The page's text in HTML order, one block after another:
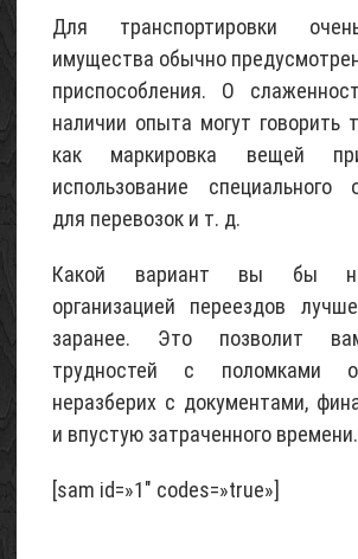
Для транспортировки
имущества обычно
приспособления. О
наличии опыта могут говорить
как маркировка вещей
использование специального
для перевозок и т. д.
Какой вариант вы бы
организацией переездов
заранее. Это позволит
трудностей с поломками
неразберих с документами,
и впустую затраченного времени.
[sam id=»1″ codes=»true»]